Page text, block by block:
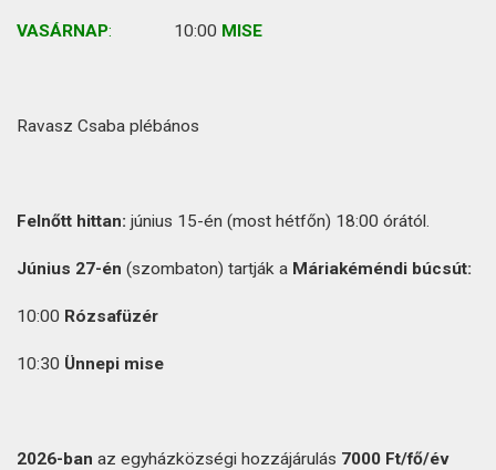
VASÁRNAP: 10:00 MISE
Ravasz Csaba plébános
Felnőtt hittan: június 15-én (most hétfőn) 18:00 órától.
Június 27-én (szombaton) tartják a Máriakéméndi búcsút:
10:00 Rózsafüzér
10:30 Ünnepi mise
2026-ban az egyházközségi hozzájárulás 7000 Ft/fő/év